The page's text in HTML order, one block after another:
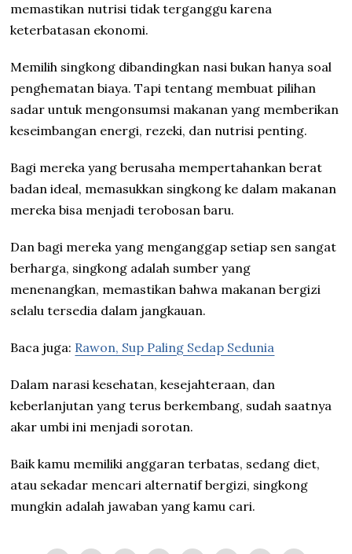
memastikan nutrisi tidak terganggu karena
keterbatasan ekonomi.
Memilih singkong dibandingkan nasi bukan hanya soal
penghematan biaya. Tapi tentang membuat pilihan
sadar untuk mengonsumsi makanan yang memberikan
keseimbangan energi, rezeki, dan nutrisi penting.
Bagi mereka yang berusaha mempertahankan berat
badan ideal, memasukkan singkong ke dalam makanan
mereka bisa menjadi terobosan baru.
Dan bagi mereka yang menganggap setiap sen sangat
berharga, singkong adalah sumber yang
menenangkan, memastikan bahwa makanan bergizi
selalu tersedia dalam jangkauan.
Baca juga: Rawon, Sup Paling Sedap Sedunia
Dalam narasi kesehatan, kesejahteraan, dan
keberlanjutan yang terus berkembang, sudah saatnya
akar umbi ini menjadi sorotan.
Baik kamu memiliki anggaran terbatas, sedang diet,
atau sekadar mencari alternatif bergizi, singkong
mungkin adalah jawaban yang kamu cari.